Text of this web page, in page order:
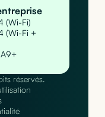
(Wi-Fi)
(Wi-Fi +
A9+
réservés.